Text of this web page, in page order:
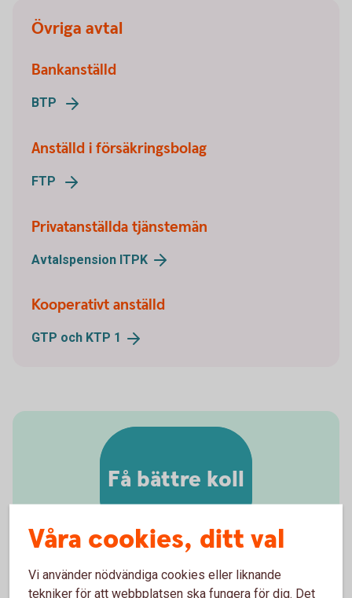
Övriga avtal
Bankanställd
BTP
Anställd i försäkringsbolag
FTP
Privatanställda tjänstemän
Avtalspension ITPK
Kooperativt anställd
GTP och KTP 1
Få bättre koll
Våra cookies, ditt val
Vi använder nödvändiga cookies eller liknande
tekniker för att webbplatsen ska fungera för dig. Det